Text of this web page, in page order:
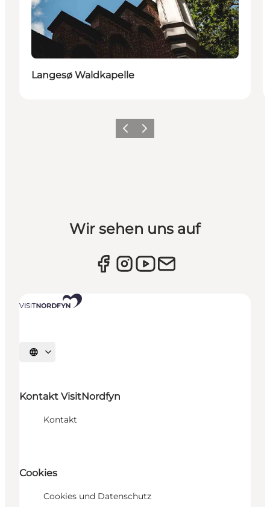
Langesø Waldkapelle
Vorherige Folie
Nächste Folie
Wir sehen uns auf
Sprache auswählen
Kontakt VisitNordfyn
Kontakt
Cookies
Cookies und Datenschutz